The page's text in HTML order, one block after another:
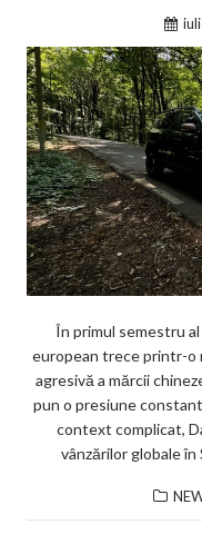
În primul semestru
european trece printr-o
agresivă a mărcii
pun o presiune
context complicat,
vânzărilor globale